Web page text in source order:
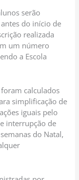
serão
do início de
realizada
um número
a Escola
calculados
simplificação de
iguais pelo
interrupção de
do Natal,